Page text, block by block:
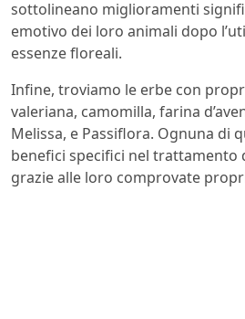
sottolineano miglioramenti
emotivo dei loro animali dopo
essenze floreali.
Infine, troviamo le erbe con
valeriana, camomilla, farina
Melissa, e Passiflora. Ognuna di
benefici specifici nel trattamento
grazie alle loro comprovate